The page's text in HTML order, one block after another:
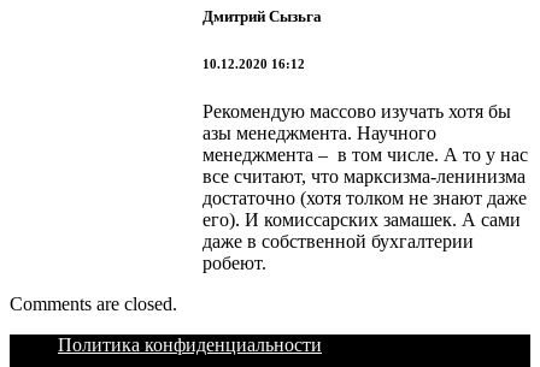
Дмитрий Сызьга
10.12.2020 16:12
Рекомендую массово изучать хотя бы
азы менеджмента. Научного
менеджмента – в том числе. А то у нас
все считают, что марксизма-ленинизма
достаточно (хотя толком не знают даже
его). И комиссарских замашек. А сами
даже в собственной бухгалтерии
робеют.
Comments are closed.
Политика конфиденциальности